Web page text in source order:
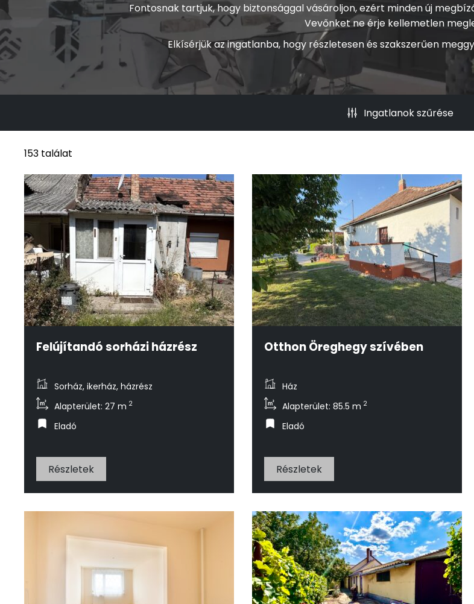
Fontosnak tartjuk, hogy biztonsággal vásároljon, ezért minden új
Vevőnket ne érje kellemetlen
Elkísérjük az ingatlanba, hogy részletesen és szakszerűen
Ingatlanok szűrése
153 találat
Felújítandó sorházi házrész
Sorház, ikerház, házrész
Alapterület: 27 m 2
Eladó
Részletek
Otthon Öreghegy szívében
Ház
Alapterület: 85.5 m 2
Eladó
Részletek